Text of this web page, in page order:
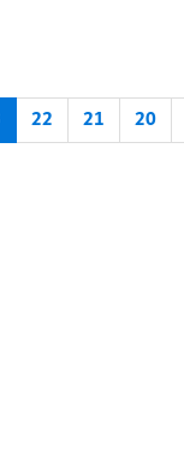
20
21
22